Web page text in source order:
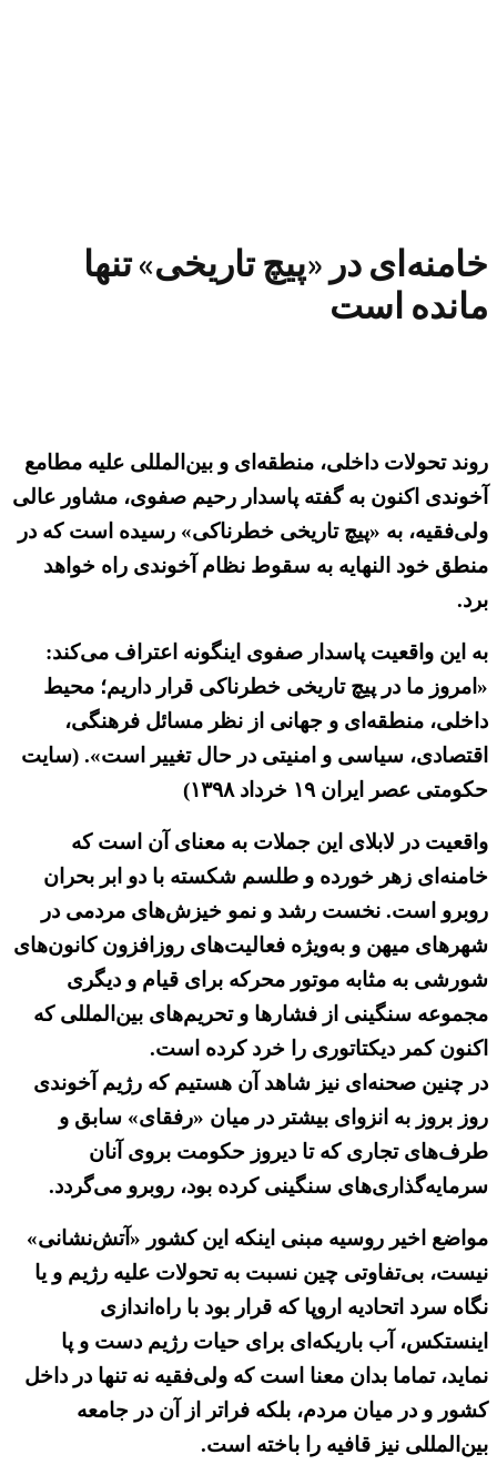
خامنه‌ای در «پیچ تاریخی» تنها
مانده است
روند تحولات داخلی، منطقه‌ای و بین‌المللی علیه مطامع
آخوندی اکنون به گفته پاسدار رحیم صفوی، مشاور عالی
ولی‌فقیه، به «پیچ تاریخی خطرناکی» رسیده است که در
منطق خود النهایه به سقوط نظام آخوندی راه خواهد
برد.
به این واقعیت پاسدار صفوی اینگونه اعتراف می‌کند:
«امروز ما در پیچ تاریخی خطرناکی قرار داریم؛ محیط
داخلی، منطقه‌ای و جهانی از نظر مسائل فرهنگی،
اقتصادی، سیاسی و امنیتی در حال تغییر است». (سایت
حکومتی عصر ایران ۱۹ خرداد ۱۳۹۸)
واقعیت در لابلای این جملات به معنای آن است که
خامنه‌ای زهر خورده و طلسم شکسته با دو ابر بحران
روبرو است. نخست رشد و نمو خیزش‌های مردمی در
شهرهای میهن و به‌ویژه فعالیت‌های روزافزون کانون‌های
شورشی به مثابه موتور محرکه برای قیام و دیگری
مجموعه سنگینی از فشارها و تحریم‌های بین‌المللی که
اکنون کمر دیکتاتوری را خرد کرده است.
در چنین صحنه‌ای نیز شاهد آن هستیم که رژیم آخوندی
روز بروز به انزوای بیشتر در میان «رفقای» سابق و
طرف‌های تجاری که تا دیروز حکومت بروی آنان
سرمایه‌گذاری‌های سنگینی کرده بود، روبرو می‌گردد.
مواضع اخیر روسیه مبنی اینکه این کشور «آتش‌نشانی»
نیست، بی‌تفاوتی چین نسبت به تحولات علیه رژیم و یا
نگاه سرد اتحادیه اروپا که قرار بود با راه‌اندازی
اینستکس، آب باریکه‌ای برای حیات رژیم دست و پا
نماید، تماما بدان معنا است که ولی‌فقیه نه تنها در داخل
کشور و در میان مردم، بلکه فراتر از آن در جامعه
بین‌المللی نیز قافیه را باخته است.